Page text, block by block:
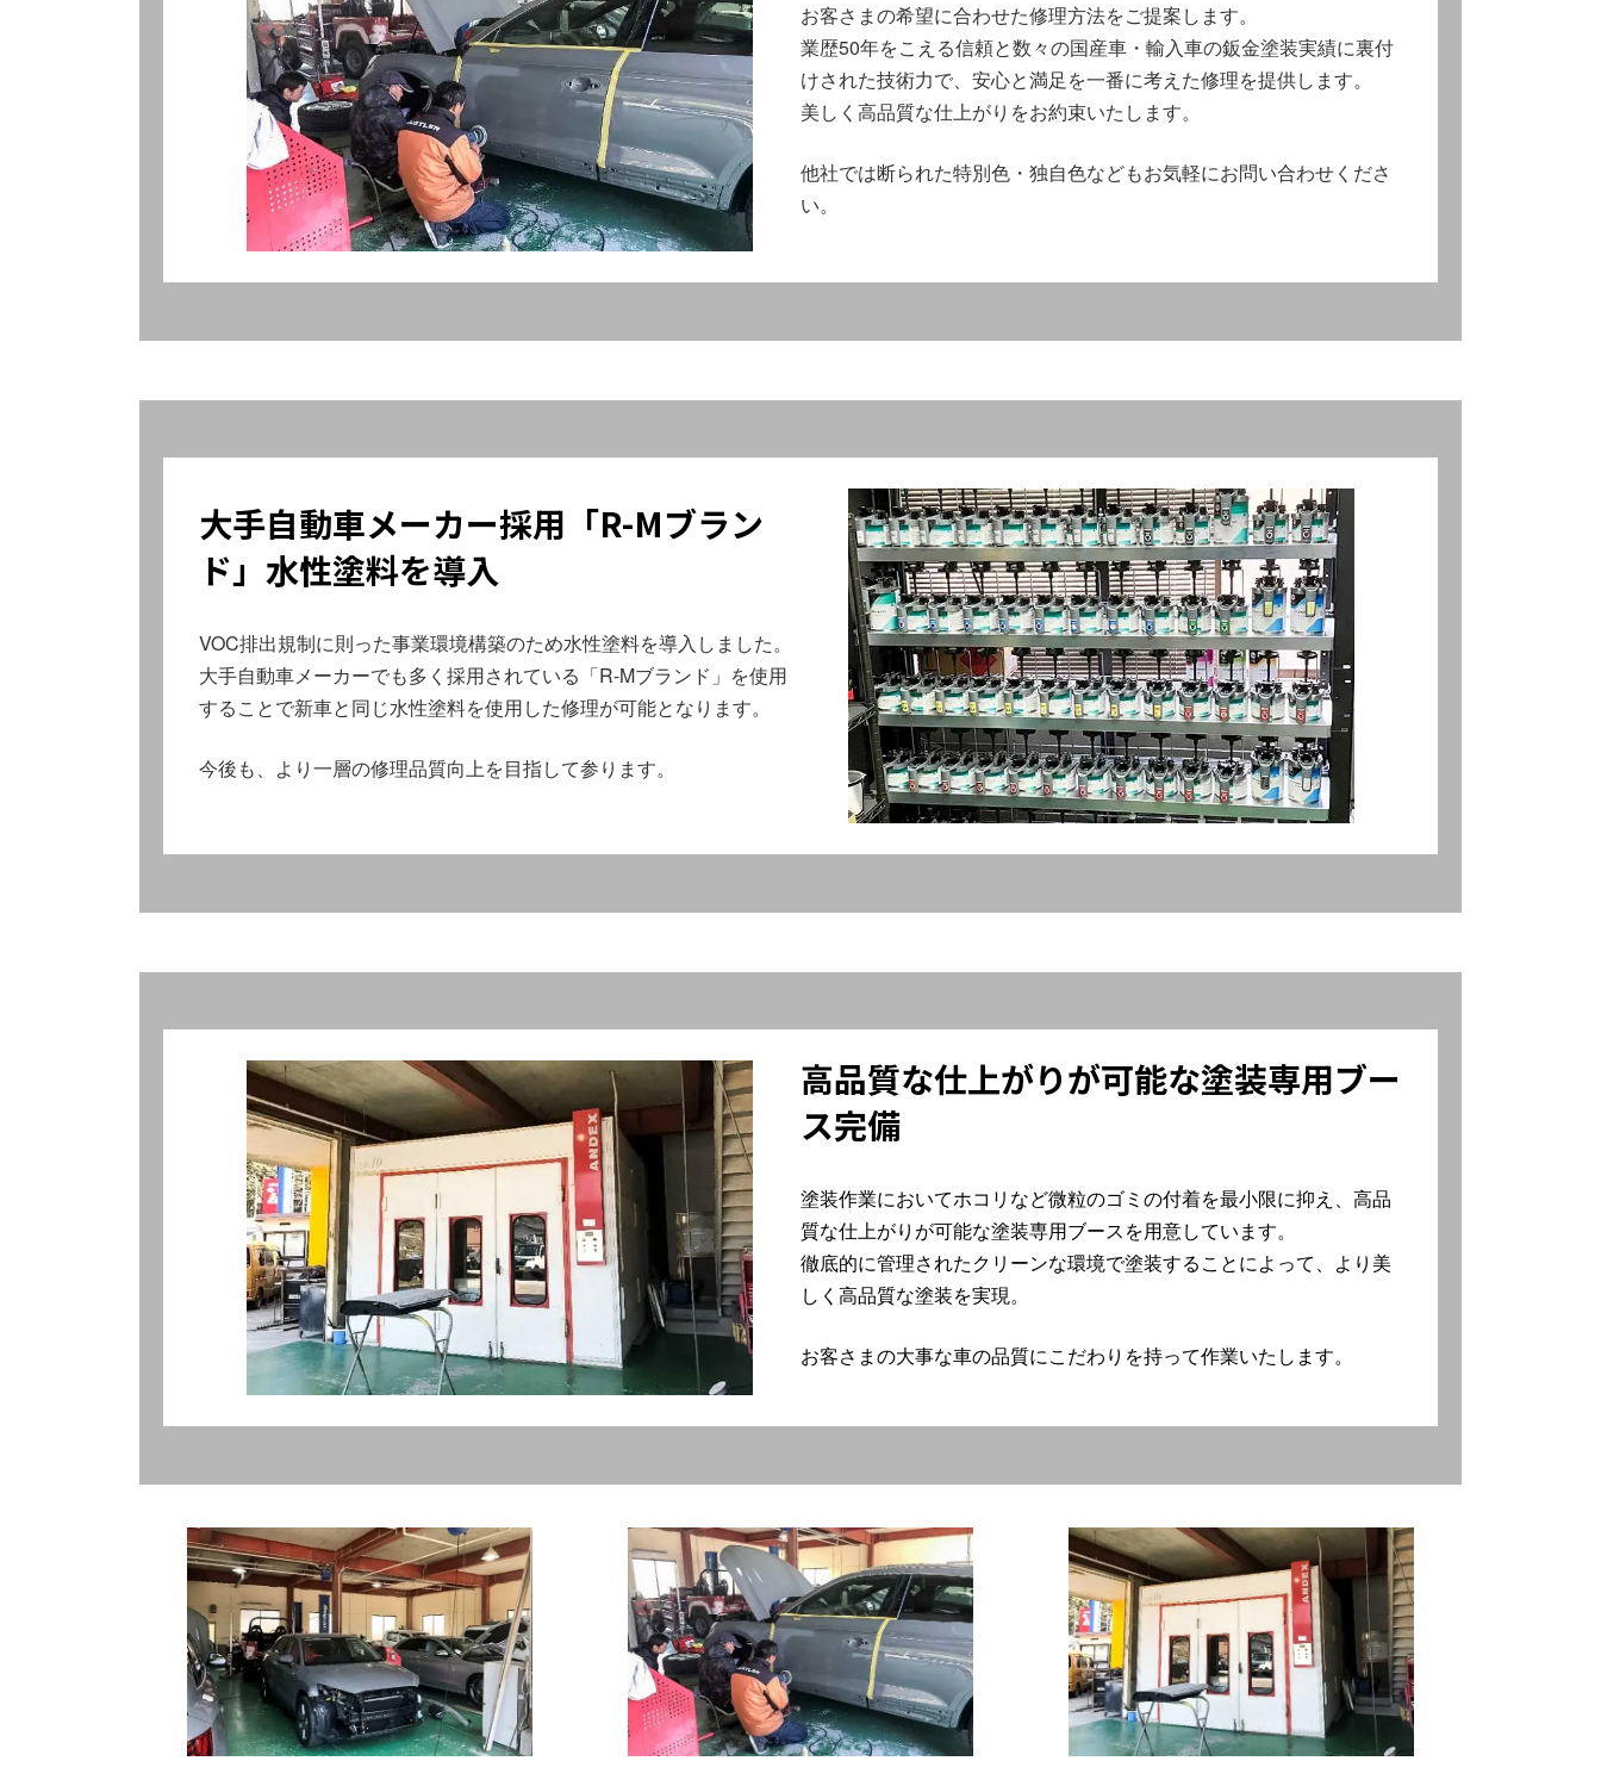
お客さまの希望に合わせた修理方法をご提案します。
業歴50年をこえる信頼と数々の国産車・輸入車の鈑金塗装実績に裏付
けされた技術力で、安心と満足を一番に考えた修理を提供します。
美しく高品質な仕上がりをお約束いたします。
他社では断られた特別色・独自色などもお気軽にお問い合わせくださ
い。
大手自動車メーカー採用「R-Mブラン
ド」水性塗料を導入
VOC排出規制に則った事業環境構築のため水性塗料を導入しました。
大手自動車メーカーでも多く採用されている「R-Mブランド」を使用
することで新車と同じ水性塗料を使用した修理が可能となります。
今後も、より一層の修理品質向上を目指して参ります。
高品質な仕上がりが可能な塗装専用ブー
ス完備
塗装作業においてホコリなど微粒のゴミの付着を最小限に抑え、高品
質な仕上がりが可能な塗装専用ブースを用意しています。
徹底的に管理されたクリーンな環境で塗装することによって、より美
しく高品質な塗装を実現。
お客さまの大事な車の品質にこだわりを持って作業いたします。